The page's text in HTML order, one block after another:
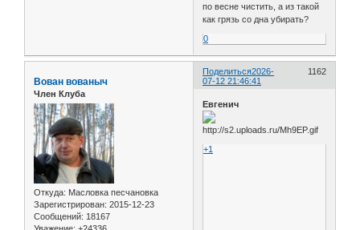
по весне чистить, а из такой
как грязь со дна убирать?
0
Поделиться 1162
2026-
07-12 21:46:41
Вован вованыч
Член Клуба
Откуда: Масловка песчановка
Зарегистрирован: 2015-12-23
Сообщений: 18167
Евгенич
+1